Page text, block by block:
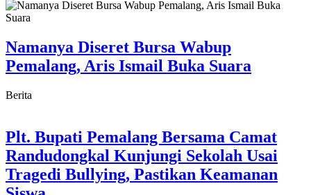
Namanya Diseret Bursa Wabup
Pemalang, Aris Ismail Buka Suara
Berita
Plt. Bupati Pemalang Bersama Camat
Randudongkal Kunjungi Sekolah Usai
Tragedi Bullying, Pastikan Keamanan